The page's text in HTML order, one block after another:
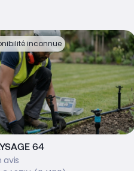
inconnue
64
avis